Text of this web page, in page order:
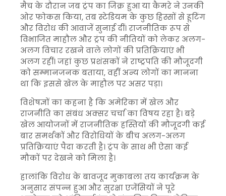
मैच के दौरान जब ट्रंप का जिक्र हुआ या कैमरे ने उनकी
ओर फोकस किया, तब स्टेडियम के कुछ हिस्सों से हूटिंग
और विरोध की आवाजें सुनाई दीं। राजनीतिक रूप से
विभाजित माहौल और ट्रंप की नीतियों को लेकर अलग-
अलग विचार रखने वाले लोगों की प्रतिक्रियाएं भी
अलग रहीं। जहां कुछ प्रशंसकों ने राष्ट्रपति की मौजूदगी
को सम्मानजनक बताया, वहीं अन्य लोगों का मानना
था कि इससे खेल के माहौल पर असर पड़ा।
विशेषज्ञों का कहना है कि अमेरिका में खेल और
राजनीति का संबंध अक्सर चर्चा का विषय रहा है। बड़े
खेल आयोजनों में राजनीतिक हस्तियों की मौजूदगी कई
बार समर्थकों और विरोधियों के बीच अलग-अलग
प्रतिक्रियाएं पैदा करती है। ट्रंप के साथ भी ऐसा कई
मौकों पर देखने को मिला है।
हालांकि विरोध के बावजूद मुकाबला तय कार्यक्रम के
अनुसार संपन्न हुआ और सुरक्षा एजेंसियों ने पूरे